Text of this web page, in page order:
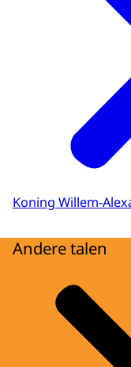
Koning Willem-
Andere talen